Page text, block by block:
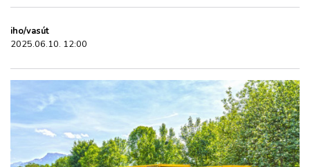
REPÜLÉS
KÖZLEKEDÉSFEJLESZTÉS
ELLÁTÁSI LÁNC
ZÖLDÚT
iho/vasút
2025.06.10. 12:00